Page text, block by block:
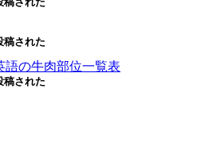
稿された
語の牛肉部位一覧表
稿された